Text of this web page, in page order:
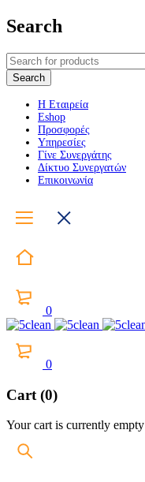
Search
Η Εταιρεία
Eshop
Προσφορές
Υπηρεσίες
Γίνε Συνεργάτης
Δίκτυο Συνεργατών
Επικοινωνία
0
0
Cart (0)
Your cart is currently empty